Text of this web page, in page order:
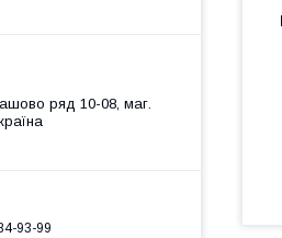
ряд 10-08, маг.
93-99